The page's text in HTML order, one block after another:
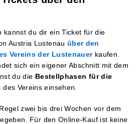
kannst du dir ein Ticket für die
Austria Lustenau über den
Vereins der Lustenauerkaufen.
sich ein eigener Abschnitt mit dem
du die Bestellphasen für die
des Vereins einsehen.
zwei bis drei Wochen vor dem
Für den Online-Kauf ist keine